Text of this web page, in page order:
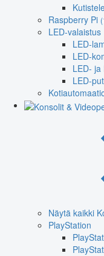
Raspberry Pi
LED-valaistus
LED-
LED-
LED-
LED-
Näytä kaikki
PlayStation